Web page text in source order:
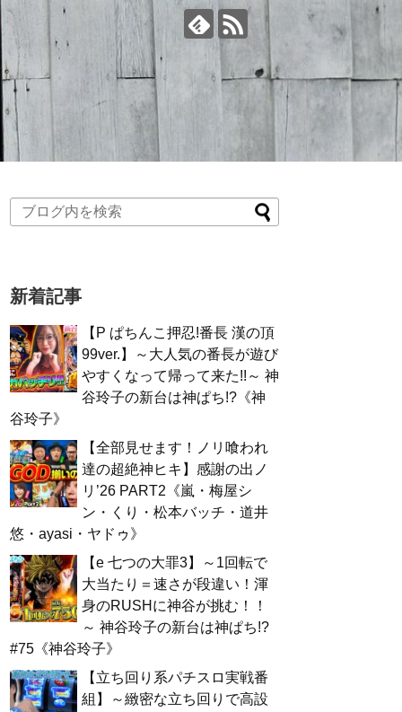
新着記事
【P ぱちんこ押忍!番長 漢の頂
99ver.】～大人気の番長が遊び
やすくなって帰って来た!!～ 神
谷玲子の新台は神ぱち!?《神
谷玲子》
【全部見せます！ノリ喰われ
達の超絶神ヒキ】感謝の出ノ
リ’26 PART2《嵐・梅屋シ
ン・くり・松本バッチ・道井
悠・ayasi・ヤドゥ》
【e 七つの大罪3】～1回転で
大当たり＝速さが段違い！渾
身のRUSHに神谷が挑む！！
～ 神谷玲子の新台は神ぱち!?
#75《神谷玲子》
【立ち回り系パチスロ実戦番
組】～緻密な立ち回りで高設